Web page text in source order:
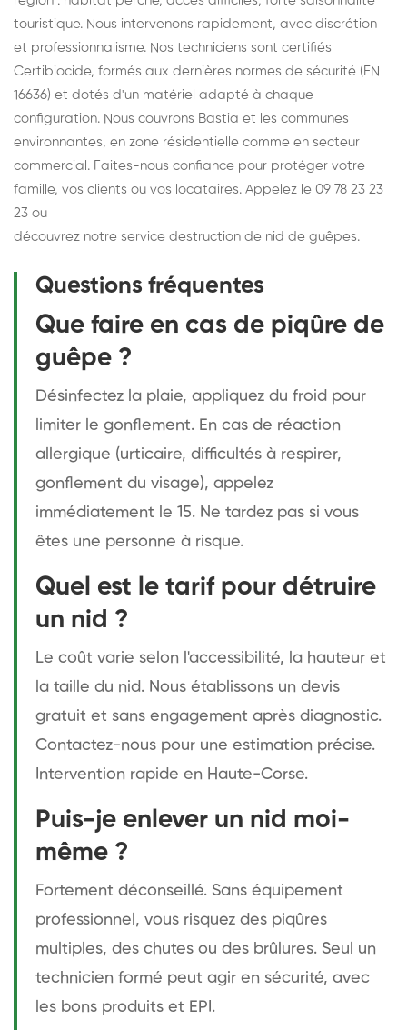
touristique. Nous intervenons rapidement, avec discrétion
et professionnalisme. Nos techniciens sont certifiés
Certibiocide, formés aux dernières normes de sécurité (EN
16636) et dotés d'un matériel adapté à chaque
configuration. Nous couvrons Bastia et les communes
environnantes, en zone résidentielle comme en secteur
commercial. Faites-nous confiance pour protéger votre
famille, vos clients ou vos locataires. Appelez le 09 78 23 23
23 ou
découvrez notre service destruction de nid de guêpes.
Questions fréquentes
Que faire en cas de piqûre de
guêpe ?
Désinfectez la plaie, appliquez du froid pour
limiter le gonflement. En cas de réaction
allergique (urticaire, difficultés à respirer,
gonflement du visage), appelez
immédiatement le 15. Ne tardez pas si vous
êtes une personne à risque.
Quel est le tarif pour détruire
un nid ?
Le coût varie selon l'accessibilité, la hauteur et
la taille du nid. Nous établissons un devis
gratuit et sans engagement après diagnostic.
Contactez-nous pour une estimation précise.
Intervention rapide en Haute-Corse.
Puis-je enlever un nid moi-
même ?
Fortement déconseillé. Sans équipement
professionnel, vous risquez des piqûres
multiples, des chutes ou des brûlures. Seul un
technicien formé peut agir en sécurité, avec
les bons produits et EPI.